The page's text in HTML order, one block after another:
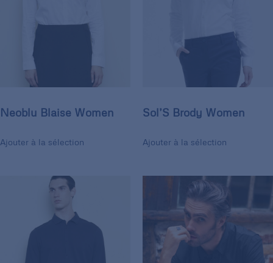
Neoblu Blaise Women
Ajouter à la sélection
Sol’S Brody Women
Ajouter à la sélection